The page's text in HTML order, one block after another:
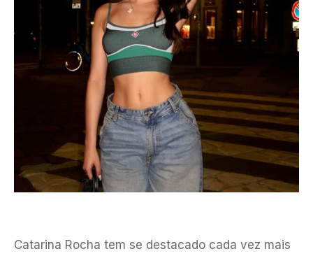
Catarina Rocha tem se destacado cada vez mais